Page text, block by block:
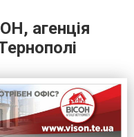
агенція